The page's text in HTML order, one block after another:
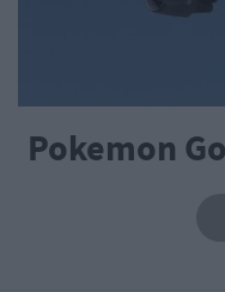
Pokemon